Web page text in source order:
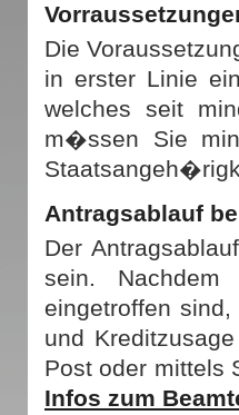
Die
in erster Linie
welches seit
m�ssen Sie
Antragsablauf
Der
sein.
eingetroffen
und
Post oder mittels
Infos zum